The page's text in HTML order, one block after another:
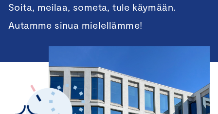
Soita, meilaa, someta, tule käymään.
Autamme sinua mielellämme!